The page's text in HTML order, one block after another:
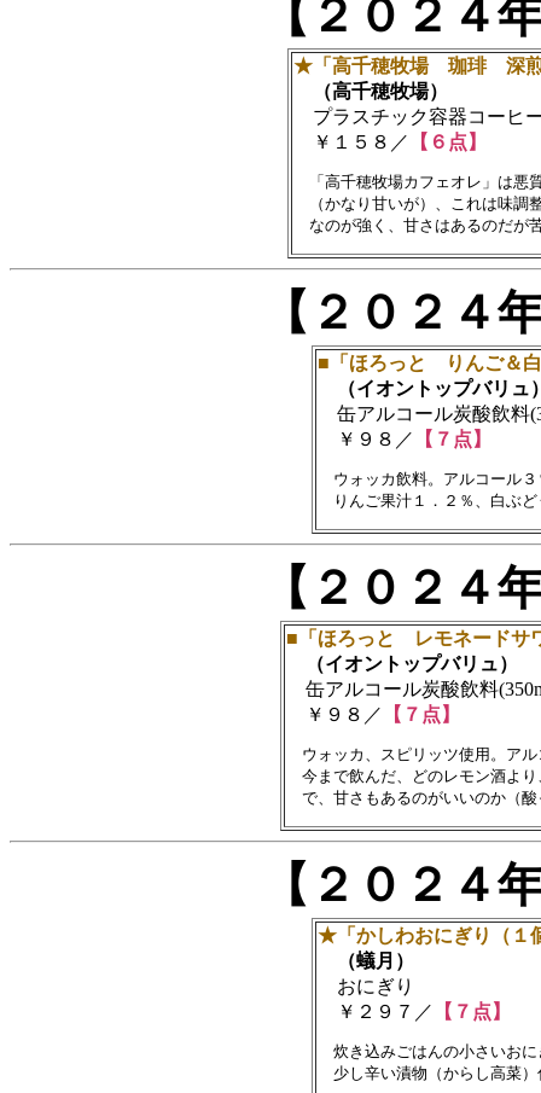
【２０２
★「高千穂牧場 珈琲 深煎
（高千穂牧場）
プラスチック容器コーヒ
￥１５８／
【６点】
「高千穂牧場カフェオレ」は悪
（かなり甘いが）、これは味調
【２０２
■「ほろっと りんご＆
（イオントップバリュ
缶アルコール炭酸飲料
￥９８／ 【７点】
ウォッカ飲料。アルコール３
【２０２
■「ほろっと レモネードサ
（イオントップバリュ）
缶アルコール炭酸飲料
￥９８／ 【７点】
ウォッカ、スピリッツ使用。ア
今まで飲んだ、どのレモン酒よ
【２０２
★「かしわおにぎり（１
（蟻月）
おにぎり
￥２９７／ 【７点】
炊き込みごはんの小さいお